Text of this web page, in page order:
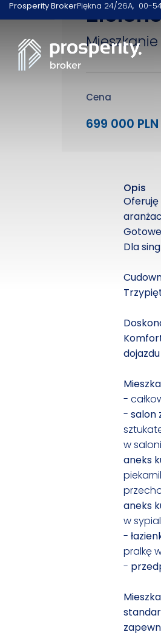
Prosperity BrokerPiękna 24/26A 00-
Mieszkanie
Cena
699 000 PLN
Opis
Dla
-
- salon
w
aneks
aneks
w
-
pralkę
-